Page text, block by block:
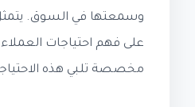
وسمعتها في السوق. يتمثل
على فهم احتياجات
مخصصة تلبي هذه